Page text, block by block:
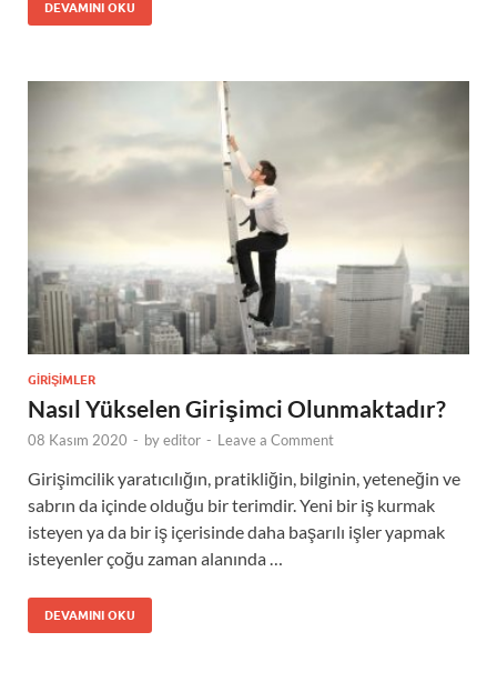
DEVAMINI OKU
GIRIŞIMLER
Nasıl Yükselen Girişimci Olunmaktadır?
08 Kasım 2020 - byeditor - Leave a Comment
Girişimcilik yaratıcılığın, pratikliğin, bilginin, yeteneğin ve
sabrın da içinde olduğu bir terimdir. Yeni bir iş kurmak
isteyen ya da bir iş içerisinde daha başarılı işler yapmak
isteyenler çoğu zaman alanında …
DEVAMINI OKU